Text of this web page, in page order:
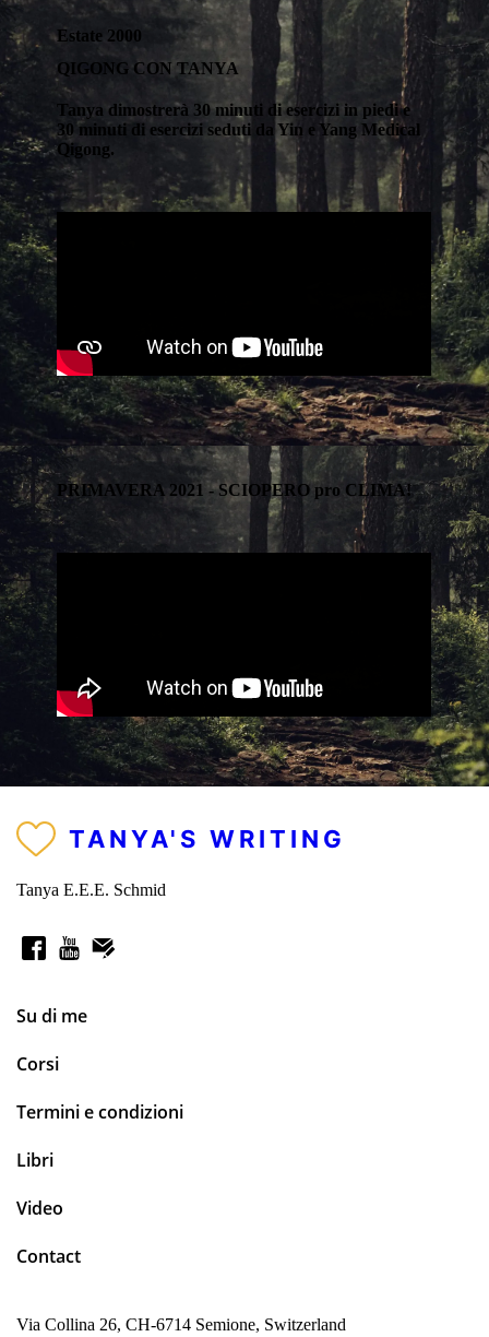
Estate 2000
QIGONG CON TANYA
Tanya dimostrerà 30 minuti di esercizi in piedi e
30 minuti di esercizi seduti da Yin e Yang Medical
Qigong.
PRIMAVERA 2021 - SCIOPERO pro CLIMA!
TANYA'S WRITING
Tanya E.E.E. Schmid
Via Collina 26, CH-6714 Semione, Switzerland
Su di me
Corsi
Termini e condizioni
Libri
Video
Contact